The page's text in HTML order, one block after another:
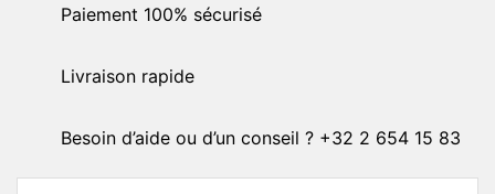
Paiement 100% sécurisé
Livraison rapide
Besoin d’aide ou d’un conseil ? +32 2 654 15 83